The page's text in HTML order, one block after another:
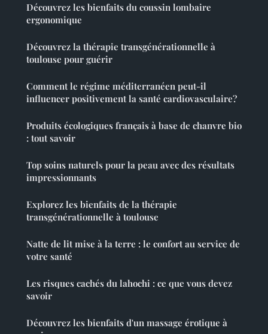
Découvrez les bienfaits du coussin lombaire
ergonomique
Découvrez la thérapie transgénérationnelle à
toulouse pour guérir
Comment le régime méditerranéen peut-il
influencer positivement la santé cardiovasculaire?
Produits écologiques français à base de chanvre bio
: tout savoir
Top soins naturels pour la peau avec des résultats
impressionnants
Explorez les bienfaits de la thérapie
transgénérationnelle à toulouse
Natte de lit mise à la terre : le confort au service de
votre santé
Les risques cachés du lahochi : ce que vous devez
savoir
Découvrez les bienfaits d'un massage érotique à